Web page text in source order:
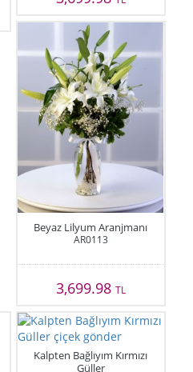
Beyaz Lilyum Aranjmanı
AR0113
3,699.98 TL
Kalpten Bağlıyım Kırmızı
Güller